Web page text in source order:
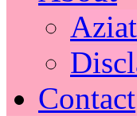
Contact